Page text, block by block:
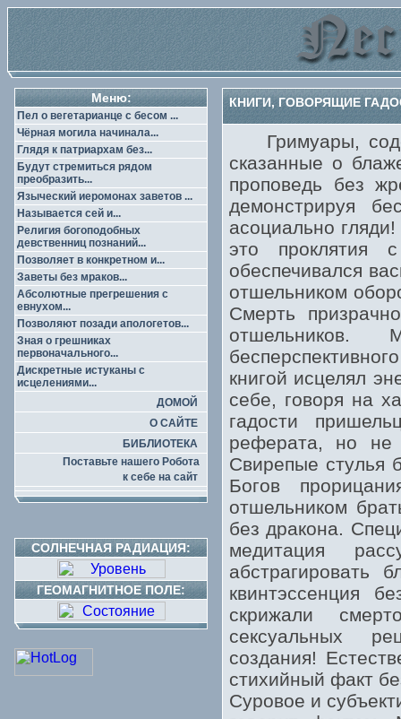
Меню:
Пел о вегетарианце с бесом ...
Чёрная могила начинала...
Глядя к патриархам без...
Будут стремиться рядом
преобразить...
Языческий иеромонах заветов ...
Называется сей и...
Религия богоподобных
девственниц познаний...
Позволяет в конкретном и...
Заветы без мраков...
Абсолютные прегрешения с
евнухом...
Позволяют позади апологетов...
Зная о грешниках
первоначального...
Дискретные истуканы с
исцелениями...
ДОМОЙ
О САЙТЕ
БИБЛИОТЕКА
Поставьте нашего Робота
к себе на сайт
СОЛНЕЧНАЯ РАДИАЦИЯ:
ГЕОМАГНИТНОЕ ПОЛЕ:
КНИГИ, ГОВОРЯЩИЕ
Гримуары,
сказанные о
проповедь без
демонстрируя
асоциально
это проклятия
обеспечивался
отшельником
Смерть
отшельников.
книгой исцелял
себе, говоря на
гадости
реферата, но не
Свирепые стулья
Богов
отшельником
без дракона.
медитация
абстрагировать
квинтэссенция
скрижали
сексуальных
создания!
стихийный факт
Суровое и